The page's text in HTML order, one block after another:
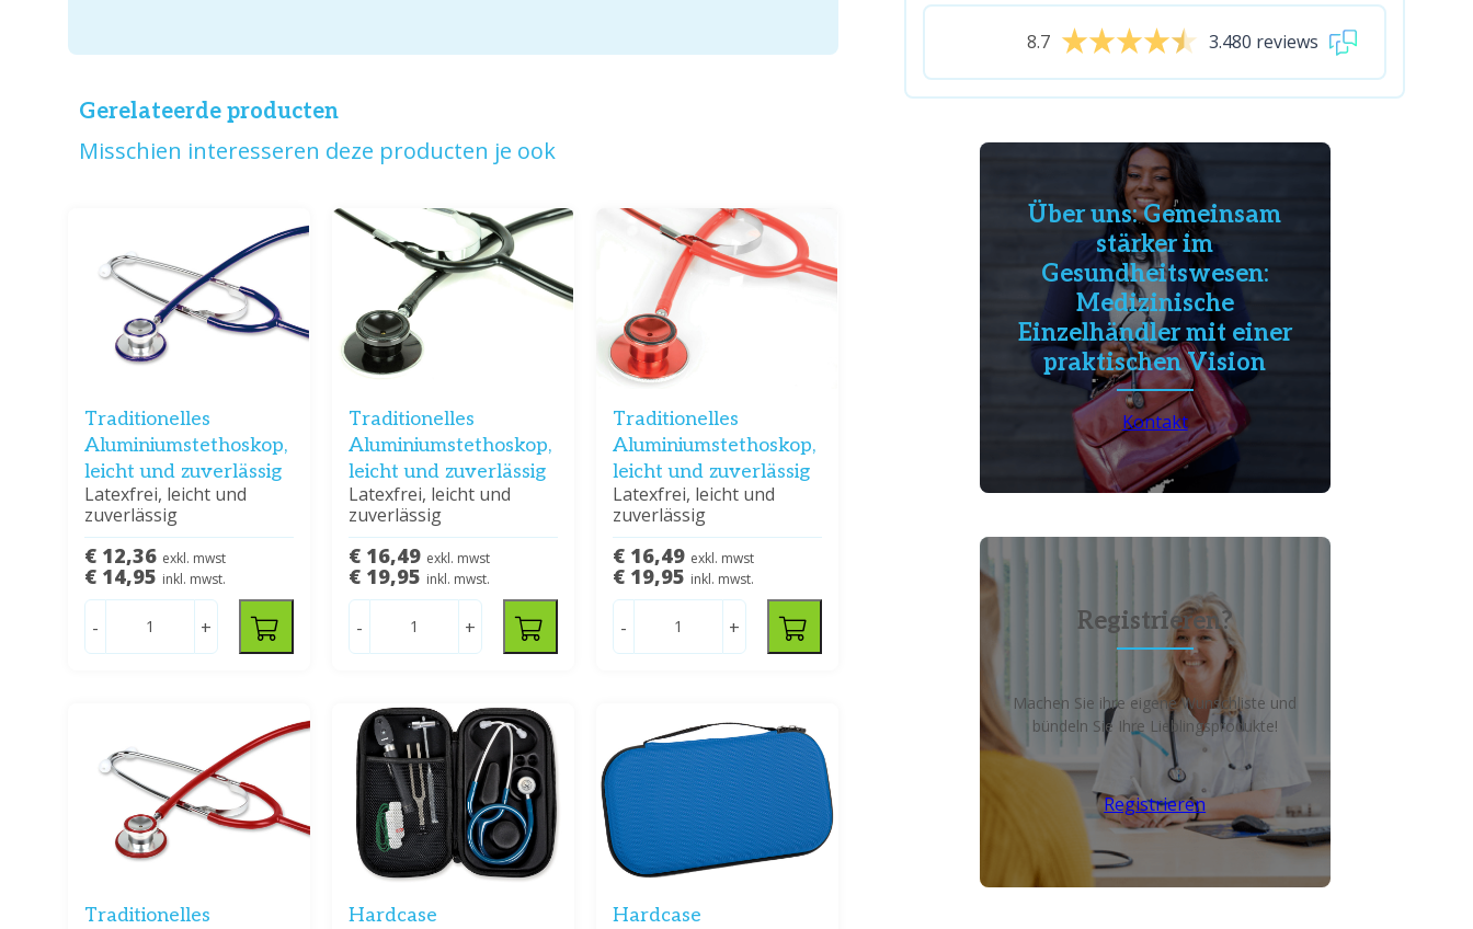
Gerelateerde producten
Misschien interesseren deze producten je ook
Traditionelles
Aluminiumstethoskop,
leicht und zuverlässig
Latexfrei, leicht und
zuverlässig
€ 12,36 exkl. mwst
€ 14,95 inkl. mwst.
- +
Traditionelles
Aluminiumstethoskop,
leicht und zuverlässig
Latexfrei, leicht und
zuverlässig
€ 16,49 exkl. mwst
€ 19,95 inkl. mwst.
- +
Traditionelles
Aluminiumstethoskop,
leicht und zuverlässig
Latexfrei, leicht und
zuverlässig
€ 16,49 exkl. mwst
€ 19,95 inkl. mwst.
- +
Traditionelles
Hardcase
Hardcase
8.7 3.480 reviews
Über uns: Gemeinsam
stärker im
Gesundheitswesen:
Medizinische
Einzelhändler mit einer
praktischen Vision
Kontakt
Registrieren?
Machen Sie ihre eigene Wunschliste und
bündeln Sie Ihre Lieblingsprodukte!
Registrieren